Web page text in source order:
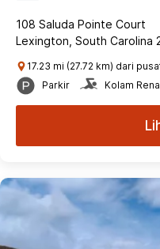
108 Saluda Pointe Court
Lexington, South Carolina
17.23 mi (27.72 km) dari
Parkir
Kolam